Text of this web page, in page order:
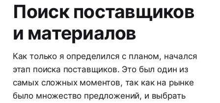
Поиск поставщиков
и материалов
Как только я определился с планом, начался
этап поиска поставщиков. Это был один из
самых сложных моментов, так как на рынке
было множество предложений, и выбрать